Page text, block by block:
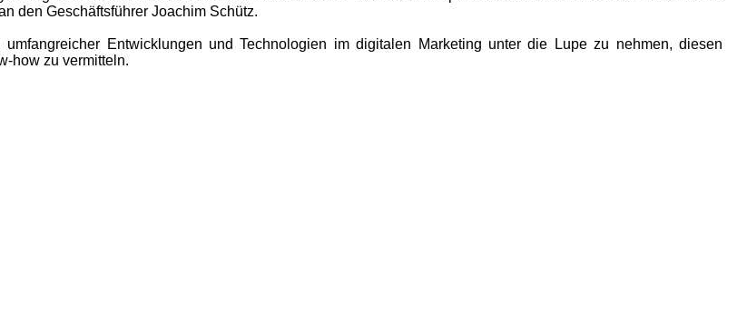
den Geschäftsführer Joachim Schütz.
Entwicklungen und Technologien im digitalen Marketing unter die Lupe zu nehmen, diesen
how zu vermitteln.